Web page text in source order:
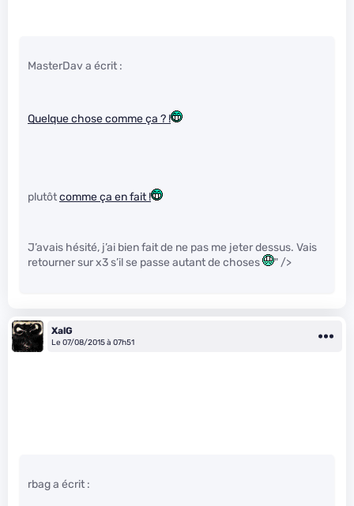
MasterDav a écrit :
Quelque chose comme ça ? !
plutôtcomme ça en fait !
J’avais hésité, j’ai bien fait de ne pas me jeter dessus. Vais
retourner sur x3 s’il se passe autant de choses
" />
XalG
Le 07/08/2015 à 07h51
rbag a écrit :